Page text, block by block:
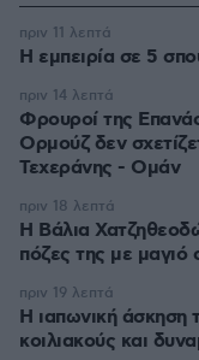
Η εμπειρία σε 5
πριν 11 λεπτά
Φρουροί της
Ορμούζ δεν
Τεχεράνης - Ομάν
πριν 14 λεπτά
Η Βάλια
πόζες της με μαγιό
πριν 18 λεπτά
Η ιαπωνική άσκηση
κοιλιακούς και
πριν 19 λεπτά